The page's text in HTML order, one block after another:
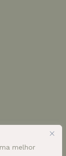
melhor